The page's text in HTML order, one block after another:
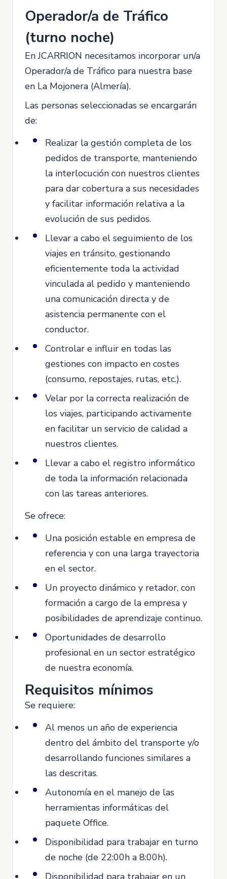
Operador/a de Tráfico
(turno noche)
En JCARRION necesitamos incorporar un/a
Operador/a de Tráfico para nuestra base
en La Mojonera (Almería).
Las personas seleccionadas se encargarán
de:
Realizar la gestión completa de los
pedidos de transporte, manteniendo
la interlocución con nuestros clientes
para dar cobertura a sus necesidades
y facilitar información relativa a la
evolución de sus pedidos.
Llevar a cabo el seguimiento de los
viajes en tránsito, gestionando
eficientemente toda la actividad
vinculada al pedido y manteniendo
una comunicación directa y de
asistencia permanente con el
conductor.
Controlar e influir en todas las
gestiones con impacto en costes
(consumo, repostajes, rutas, etc.).
Velar por la correcta realización de
los viajes, participando activamente
en facilitar un servicio de calidad a
nuestros clientes.
Llevar a cabo el registro informático
de toda la información relacionada
con las tareas anteriores.
Se ofrece:
Una posición estable en empresa de
referencia y con una larga trayectoria
en el sector.
Un proyecto dinámico y retador, con
formación a cargo de la empresa y
posibilidades de aprendizaje continuo.
Oportunidades de desarrollo
profesional en un sector estratégico
de nuestra economía.
Requisitos mínimos
Se requiere:
Al menos un año de experiencia
dentro del ámbito del transporte y/o
desarrollando funciones similares a
las descritas.
Autonomía en el manejo de las
herramientas informáticas del
paquete Office.
Disponibilidad para trabajar en turno
de noche (de 22:00h a 8:00h).
Disponibilidad para trabajar en un